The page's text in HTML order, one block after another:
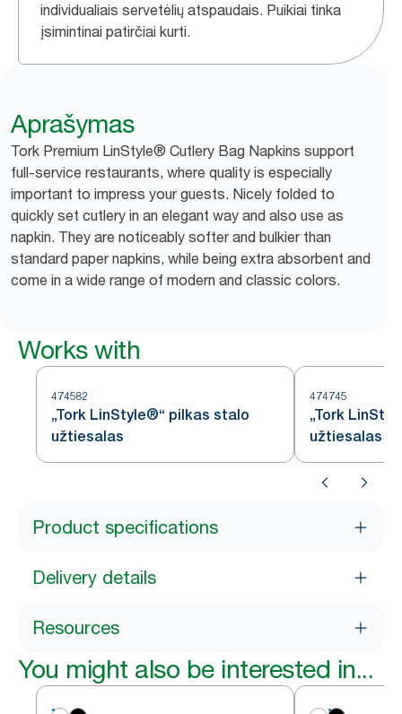
individualiais servetėlių atspaudais. Puikiai tinka
įsimintinai patirčiai kurti.
Aprašymas
Tork Premium LinStyle® Cutlery Bag Napkins support
full-service restaurants, where quality is especially
important to impress your guests. Nicely folded to
quickly set cutlery in an elegant way and also use as
napkin. They are noticeably softer and bulkier than
standard paper napkins, while being extra absorbent and
come in a wide range of modern and classic colors.
Works with
474582
„Tork LinStyle®“ pilkas stalo
užtiesalas
474745
„Tork
užtiesalas
Product specifications
Delivery details
Resources
You might also be interested in...